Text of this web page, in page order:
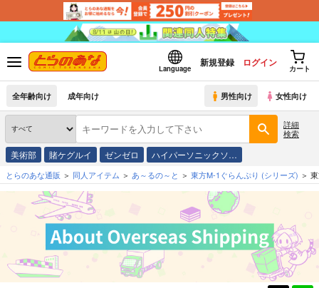
Language
新規登録 ログイン
カート
全年齢向け 成年向け 男性向け 女性向け
詳細
検索
美術部 賭ケグルイ ゼンゼロ ハイパーソニックソ…
とらのあな通販 同人アイテム あ～るの～と 東方M-1ぐらんぷり (シリーズ)